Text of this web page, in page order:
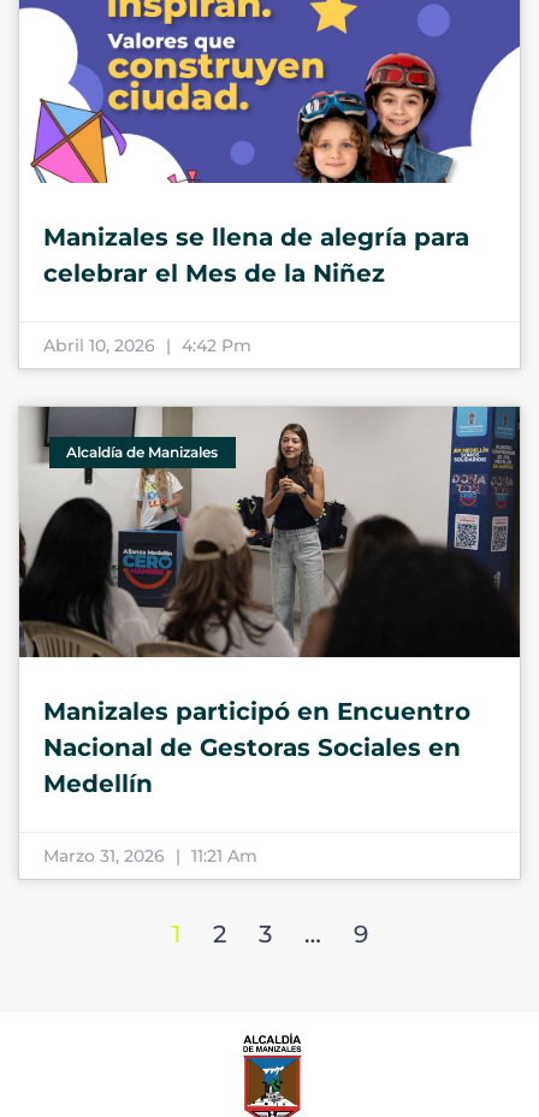
Manizales se llena de alegría para
celebrar el Mes de la Niñez
Abril 10, 2026 4:42 Pm
Alcaldía de Manizales
Manizales participó en Encuentro
Nacional de Gestoras Sociales en
Medellín
Marzo 31, 2026 11:21 Am
1 2 3 … 9